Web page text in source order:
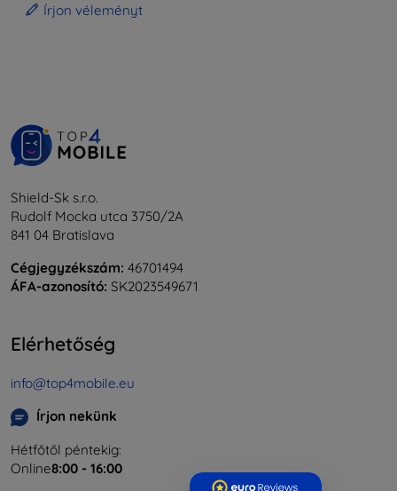
Írjon véleményt
Shield-Sk s.r.o.
Rudolf Mocka utca 3750/2A
841 04 Bratislava
Cégjegyzékszám: 46701494
ÁFA-azonosító: SK2023549671
Elérhetőség
info@top4mobile.eu
Írjon nekünk
Hétfőtől péntekig:
Online8:00 - 16:00